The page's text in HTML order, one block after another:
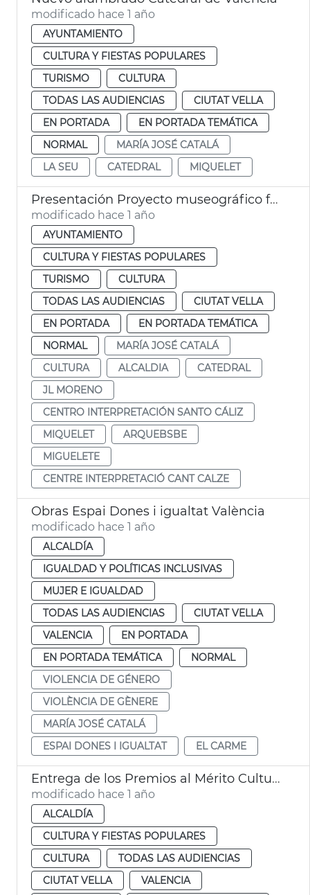
modificado hace 1 año
AYUNTAMIENTO
CULTURA Y FIESTAS POPULARES
TURISMO
CULTURA
TODAS LAS AUDIENCIAS
CIUTAT VELLA
EN PORTADA
EN PORTADA TEMÁTICA
NORMAL
MARÍA JOSÉ CATALÁ
LA SEU
CATEDRAL MIQUELET
Presentación Proyecto museográfico futuro Centro Interpretación Santo Cáliz
modificado hace 1 año
AYUNTAMIENTO
CULTURA Y FIESTAS POPULARES
TURISMO
CULTURA
TODAS LAS AUDIENCIAS
CIUTAT VELLA
EN PORTADA
EN PORTADA TEMÁTICA
NORMAL
MARÍA JOSÉ CATALÁ
CULTURA
ALCALDIA
CATEDRAL
JL MORENO
CENTRO INTERPRETACIÓN SANTO CÁLIZ
MIQUELET
ARQUEBSBE
MIGUELETE
CENTRE INTERPRETACIÓ CANT CALZE
Obras Espai Dones i igualtat València
modificado hace 1 año
ALCALDÍA
IGUALDAD Y POLÍTICAS INCLUSIVAS
MUJER E IGUALDAD
TODAS LAS AUDIENCIAS
CIUTAT VELLA
VALENCIA
EN PORTADA
EN PORTADA TEMÁTICA
NORMAL
VIOLENCIA DE GÉNERO
VIOLÈNCIA DE GÈNERE
MARÍA JOSÉ CATALÁ
ESPAI DONES I IGUALTAT
EL CARME
Entrega de los Premios al Mérito Cultural
modificado hace 1 año
ALCALDÍA
CULTURA Y FIESTAS POPULARES
CULTURA
TODAS LAS AUDIENCIAS
CIUTAT VELLA
VALENCIA